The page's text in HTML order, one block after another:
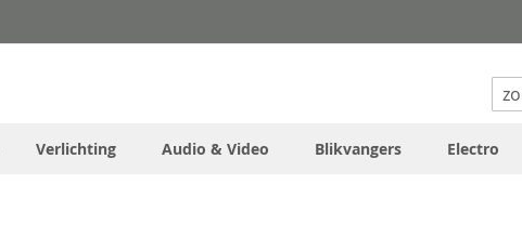
Verlichting Audio & Video Blikvangers Electro